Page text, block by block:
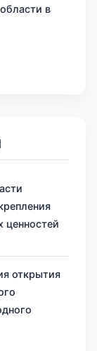
в
ценностей
открытия